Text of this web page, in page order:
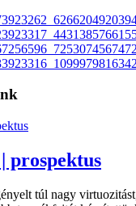
prospektus
túl nagy